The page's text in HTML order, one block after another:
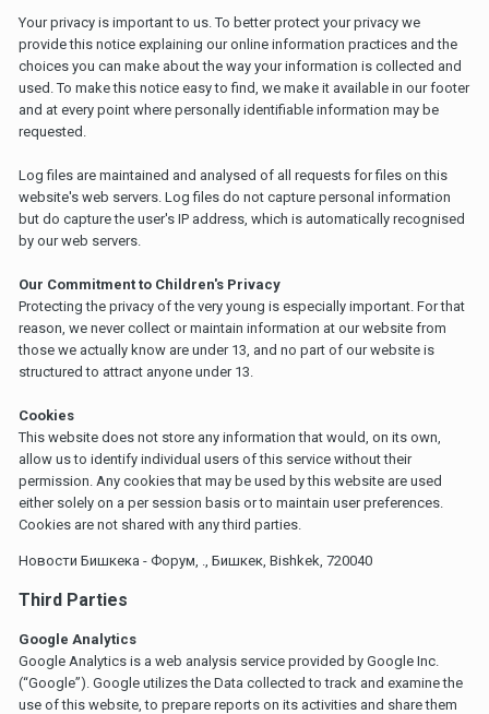
Your privacy is important to us. To better protect your privacy we
provide this notice explaining our online information practices and the
choices you can make about the way your information is collected and
used. To make this notice easy to find, we make it available in our footer
and at every point where personally identifiable information may be
requested.
Log files are maintained and analysed of all requests for files on this
website's web servers. Log files do not capture personal information
but do capture the user's IP address, which is automatically recognised
by our web servers.
Our Commitment to Children's Privacy
Protecting the privacy of the very young is especially important. For that
reason, we never collect or maintain information at our website from
those we actually know are under 13, and no part of our website is
structured to attract anyone under 13.
Cookies
This website does not store any information that would, on its own,
allow us to identify individual users of this service without their
permission. Any cookies that may be used by this website are used
either solely on a per session basis or to maintain user preferences.
Cookies are not shared with any third parties.
Новости Бишкека - Форум, ., Бишкек, Bishkek, 720040
Third Parties
Google Analytics
Google Analytics is a web analysis service provided by Google Inc.
(“Google”). Google utilizes the Data collected to track and examine the
use of this website, to prepare reports on its activities and share them